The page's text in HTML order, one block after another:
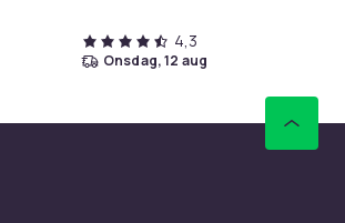
4,3
onsdag, 12 aug